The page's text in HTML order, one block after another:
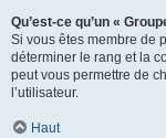
Qu’est-ce qu’un «
Si vous êtes membre de
déterminer le rang et la
peut vous permettre de
l’utilisateur.
Haut